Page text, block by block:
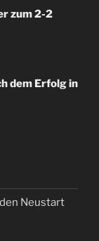
zum 2-2
dem Erfolg in
Neustart